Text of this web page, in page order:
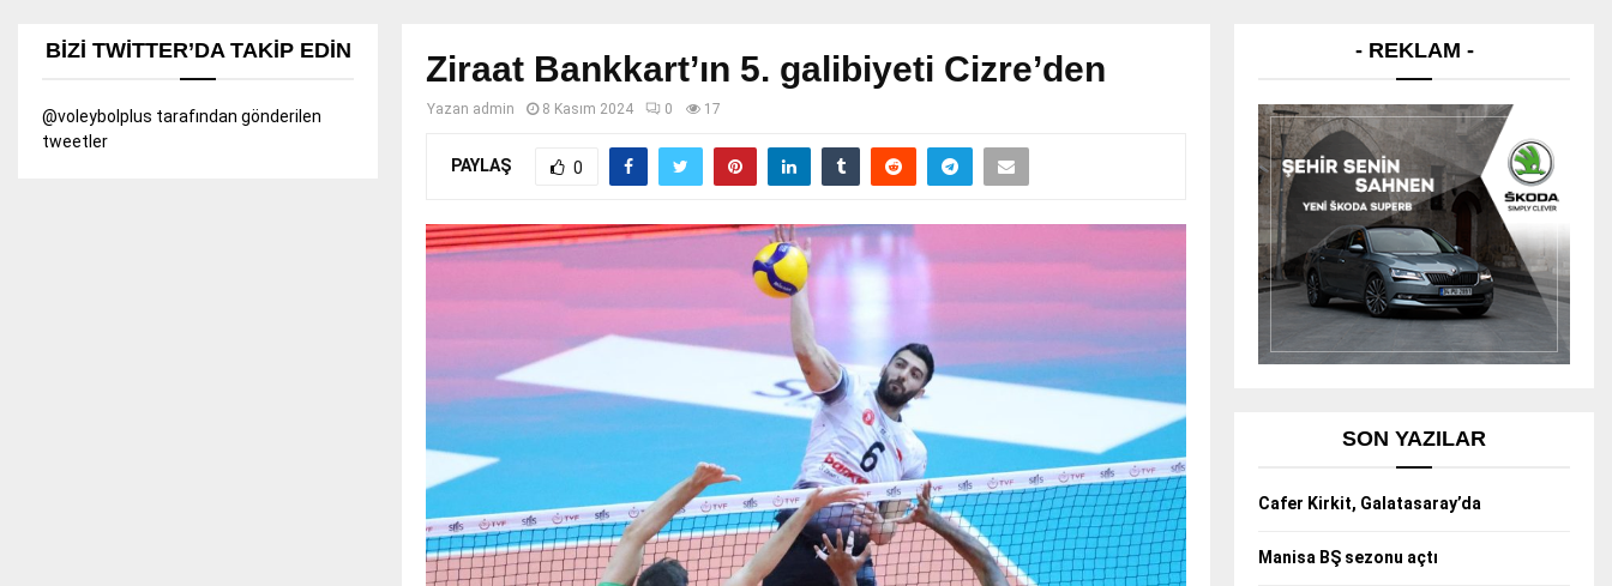
Ziraat Bankkart’ın 5. galibiyeti Cizre’den
Yazan admin 8 Kasım 2024 0 17
PAYLAŞ 0
BIZI TWITTER’DA TAKIP EDIN
@voleybolplus tarafından gönderilen
tweetler
- REKLAM -
SON YAZILAR
Cafer Kirkit, Galatasaray’da
Manisa BŞ sezonu açtı